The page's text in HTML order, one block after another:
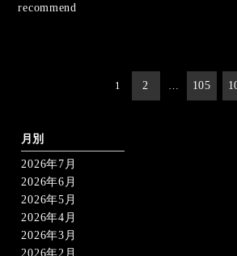
recommend
ー
ジ
送
り
1 2 … 105
月別
2026年7月
2026年6月
2026年5月
2026年4月
2026年3月
2026年2月